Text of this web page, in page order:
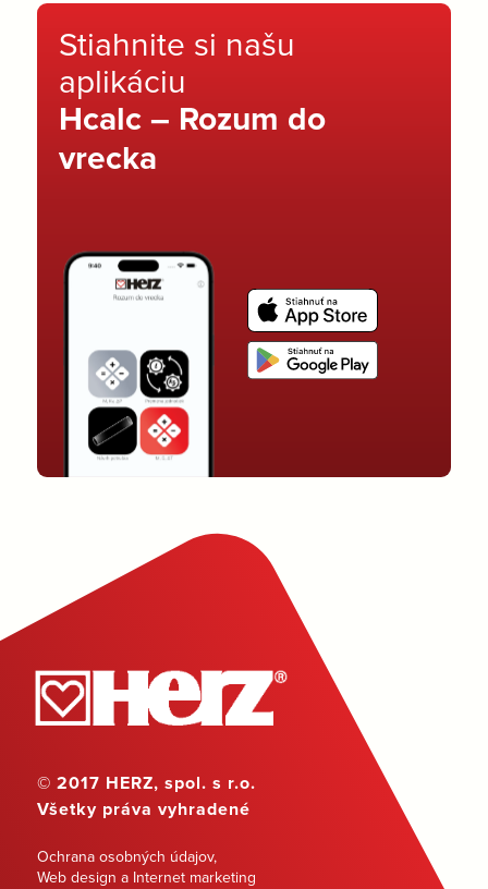
Stiahnite si našu
aplikáciu
Hcalc – Rozum do
vrecka
© 2017 HERZ, spol. s r.o.
Všetky práva vyhradené
Ochrana osobných údajov,
Web design a Internet marketing